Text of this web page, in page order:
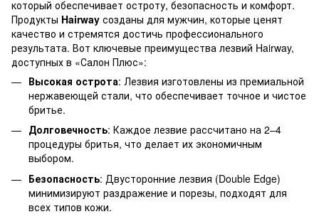
который обеспечивает остроту, безопасность и комфорт.
Продукты Hairway созданы для мужчин, которые ценят
качество и стремятся достичь профессионального
результата. Вот ключевые преимущества лезвий Hairway,
доступных в «Салон Плюс»:
Высокая острота: Лезвия изготовлены из премиальной
нержавеющей стали, что обеспечивает точное и чистое
бритье.
Долговечность: Каждое лезвие рассчитано на 2–4
процедуры бритья, что делает их экономичным
выбором.
Безопасность: Двусторонние лезвия (Double Edge)
минимизируют раздражение и порезы, подходят для
всех типов кожи.